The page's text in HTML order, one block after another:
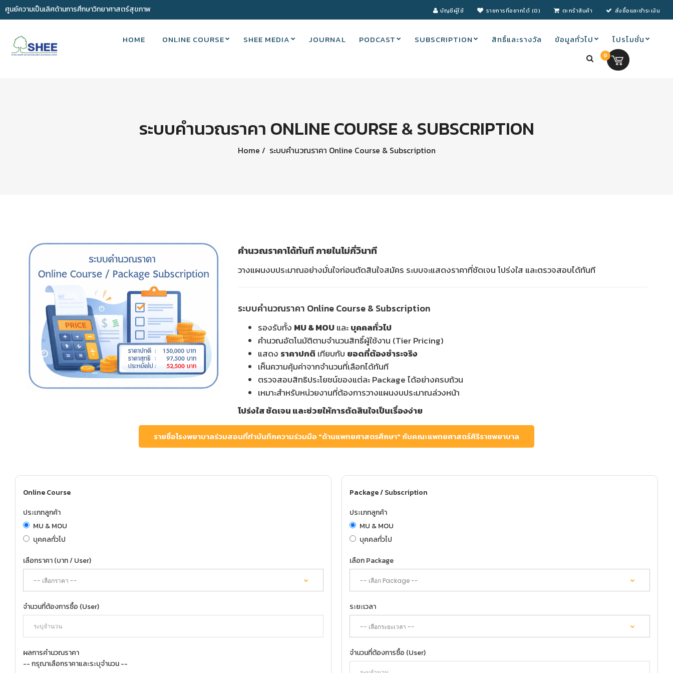
ศูนย์ความเป็นเลิศด้านการศึกษาวิทยาศาสตร์สุขภาพ บัญชีผู้ใช้ รายการที่อยากได้ (0) ตะกร้าสินค้า สั่งซื้อและชำระเงิน
HOME ONLINE COURSE SHEE MEDIA JOURNAL PODCAST SUBSCRIPTION สิทธิ์และรางวัล ข้อมูลทั่วไป โปรโมชั่น
0
ระบบคำนวณราคา ONLINE COURSE & SUBSCRIPTION
Home ระบบคำนวณราคา Online Course & Subscription
คำนวณราคาได้ทันที ภายในไม่กี่วินาที
วางแผนงบประมาณอย่างมั่นใจก่อนตัดสินใจสมัคร ระบบจะแสดงราคาที่ชัดเจน โปร่งใส และตรวจสอบได้ทันที
ระบบคำนวณราคา Online Course & Subscription
รองรับทั้ง MU & MOUและ บุคคลทั่วไป
คำนวณอัตโนมัติตามจำนวนสิทธิ์ผู้ใช้งาน (Tier Pricing)
แสดง ราคาปกติ เทียบกับ ยอดที่ต้องชำระจริง
เห็นความคุ้มค่าจากจำนวนที่เลือกได้ทันที
ตรวจสอบสิทธิประโยชน์ของแต่ละ Package ได้อย่างครบถ้วน
เหมาะสำหรับหน่วยงานที่ต้องการวางแผนงบประมาณล่วงหน้า
โปร่งใส ชัดเจน และช่วยให้การตัดสินใจเป็นเรื่องง่าย
รายชื่อโรงพยาบาลร่วมสอนที่ทำบันทึกความร่วมมือ "ด้านแพทยศาสตรศึกษา" กับคณะแพทยศาสตร์ศิริราชพยาบาล
Online Course
ประเภทลูกค้า
MU & MOU
บุคคลทั่วไป
เลือกราคา (บาท / User)
จำนวนที่ต้องการซื้อ (User)
ผลการคำนวณราคา
-- กรุณาเลือกราคาและระบุจำนวน --
Package / Subscription
ประเภทลูกค้า
MU & MOU
บุคคลทั่วไป
เลือก Package
ระยะเวลา
จำนวนที่ต้องการซื้อ (User)